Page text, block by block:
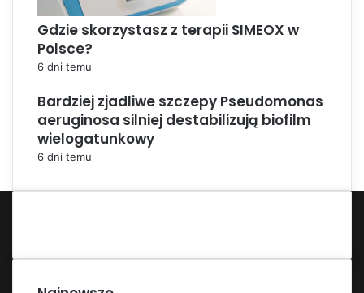
Gdzie skorzystasz z terapii SIMEOX w
Polsce?
6 dni temu
Bardziej zjadliwe szczepy Pseudomonas
aeruginosa silniej destabilizują biofilm
wielogatunkowy
6 dni temu